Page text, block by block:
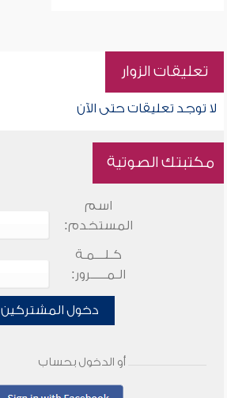
تعليقات الزوار
لا توجد تعليقات حتى الآن
مكتبتك الصوتية
اسم
المستخدم:
كـلـــمـة
الـمـــــرور:
دخول المشتركين
أو الدخول بحساب